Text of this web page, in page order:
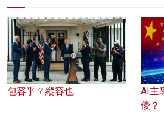
包容乎？縱容也
AI主
優？